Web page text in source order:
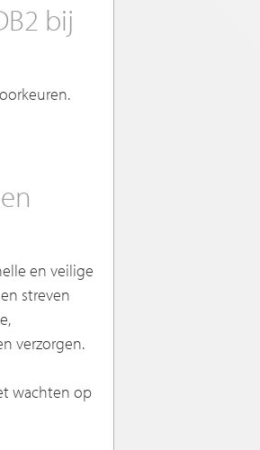
bij
en veilige
streven
verzorgen.
wachten op